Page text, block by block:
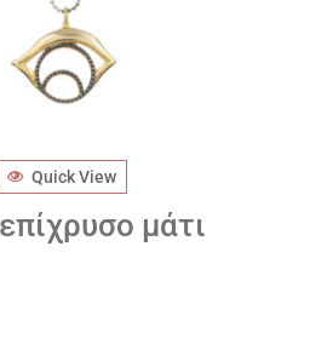
Quick View
μάτι